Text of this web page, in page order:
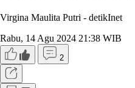
Virgina Maulita Putri - detikInet
Rabu, 14 Agu 2024 21:38 WIB
2